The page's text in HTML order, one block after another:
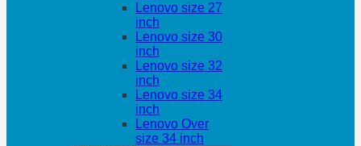
Lenovo size 27
inch
Lenovo size 30
inch
Lenovo size 32
inch
Lenovo size 34
inch
Lenovo Over
size 34 inch